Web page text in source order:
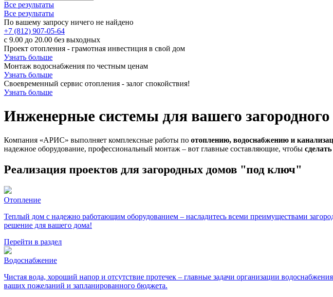
Все результаты
Все результаты
По вашему запросу ничего не найдено
+7 (812) 907-05-64
с 9.00 до 20.00 без выходных
Проект отопления - грамотная инвестиция в свой дом
Узнать больше
Монтаж водоснабжения по честным ценам
Узнать больше
Своевременный сервис отопления - залог спокойствия!
Узнать больше
Инженерные системы для вашего
Компания «АРИС» выполняет комплексные работы по отоплению, водоснабжению и
надежное оборудование, профессиональный монтаж – вот главные составляющие, чтобы
Реализация проектов для загородных домов "под ключ"
Отопление
Теплый дом с надежно работающим оборудованием – насладитесь всеми преимуществами
решение для вашего дома!
Перейти в раздел
Водоснабжение
Чистая вода, хороший напор и отсутствие протечек – главные задачи организации
ваших пожеланий и запланированного бюджета.